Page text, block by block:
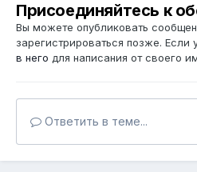
Присоединяйтесь к
Вы можете опубликовать
зарегистрироваться позже. Если
в него для написания от своего
Ответить в теме...